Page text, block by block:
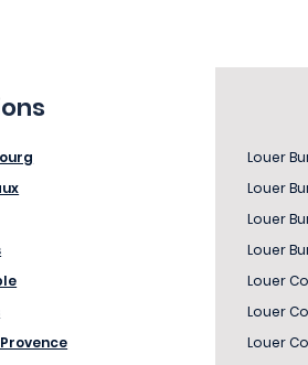
Louer
Louer
Louer
Louer
Louer
Louer
Louer